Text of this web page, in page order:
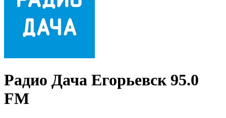
Радио Дача Егорьевск 95.0
FM